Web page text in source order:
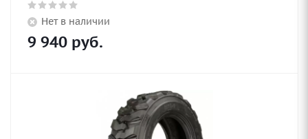
Нет в наличии
9 940 руб.